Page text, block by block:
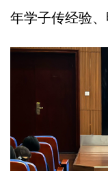
年学子传经验、